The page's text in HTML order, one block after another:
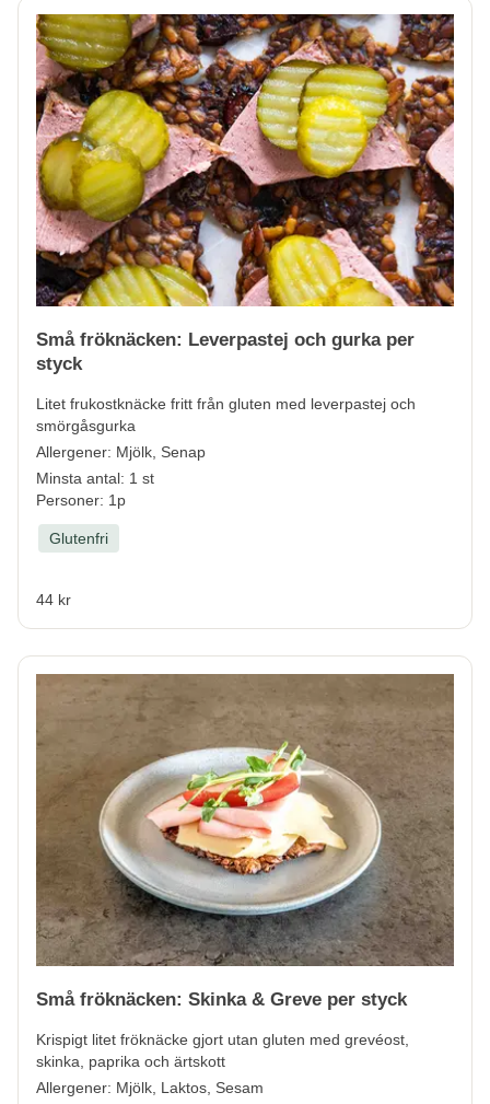
Små fröknäcken: Leverpastej och gurka per
styck
Litet frukostknäcke fritt från gluten med leverpastej och
smörgåsgurka
Allergener: Mjölk, Senap
Minsta antal: 1 st
Personer: 1p
Glutenfri
44 kr
Små fröknäcken: Skinka & Greve per styck
Krispigt litet fröknäcke gjort utan gluten med grevéost,
skinka, paprika och ärtskott
Allergener: Mjölk, Laktos, Sesam